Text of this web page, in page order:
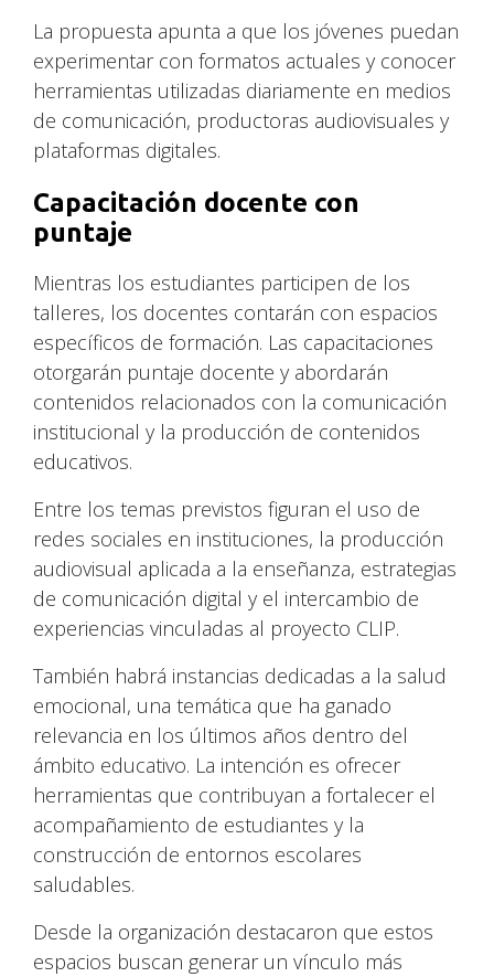
La propuesta apunta a que los jóvenes puedan
experimentar con formatos actuales y conocer
herramientas utilizadas diariamente en medios
de comunicación, productoras audiovisuales y
plataformas digitales.
Capacitación docente con
puntaje
Mientras los estudiantes participen de los
talleres, los docentes contarán con espacios
específicos de formación. Las capacitaciones
otorgarán puntaje docente y abordarán
contenidos relacionados con la comunicación
institucional y la producción de contenidos
educativos.
Entre los temas previstos figuran el uso de
redes sociales en instituciones, la producción
audiovisual aplicada a la enseñanza, estrategias
de comunicación digital y el intercambio de
experiencias vinculadas al proyecto CLIP.
También habrá instancias dedicadas a la salud
emocional, una temática que ha ganado
relevancia en los últimos años dentro del
ámbito educativo. La intención es ofrecer
herramientas que contribuyan a fortalecer el
acompañamiento de estudiantes y la
construcción de entornos escolares
saludables.
Desde la organización destacaron que estos
espacios buscan generar un vínculo más